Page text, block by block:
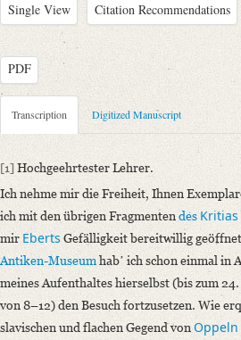
Single View Citation Recommendations
PDF
Metadata Concerning Header
Sender: Johann Nicolaus Bach
Recipient: August Wilhelm von Schlegel
Place of Destination: Bonn
Date: 04.09.1826
Notations: Empfangsort erschlossen.
Manuscript
Provider: Dresden, Sächsische
OAI Id: DE-611-38972
Transcription Digitized Manuscript
[1] Hochgeehrtester Lehrer.
Ich nehme mir die Freiheit, Ihnen
ich mit den übrigen Fragmentendes Kritias
mir Eberts Gefälligkeit bereitwillig
Antiken-Museumhabʼ ich schon einmal in
meines Aufenthaltes hierselbst (bis zum 24.
von 8–12) den Besuch fortzusetzen. Wie
slavischen und flachen Gegend von Oppeln